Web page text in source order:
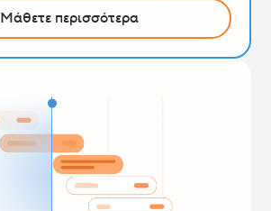
Μάθετε περισσότερα